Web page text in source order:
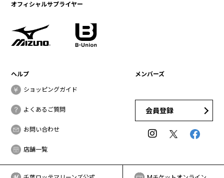
オフィシャルサプライヤー
ヘルプ
ショッピングガイド
よくあるご質問
お問い合わせ
店舗一覧
メンバーズ
会員登録